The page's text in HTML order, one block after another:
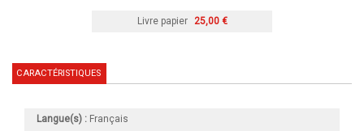
Livre papier 25,00 €
CARACTÉRISTIQUES
Langue(s) : Français